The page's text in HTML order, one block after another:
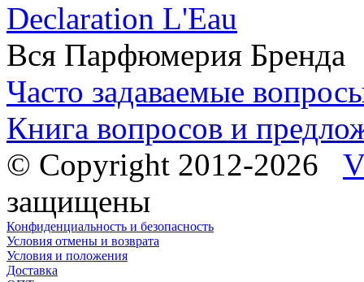
Declaration L'Eau
Вся Парфюмерия Бренда
Часто задаваемые
Книга вопросов и
© Copyright 2012-2026
защищены
Конфиденциальность и безопасность
Условия отмены и возврата
Условия и положения
Доставка